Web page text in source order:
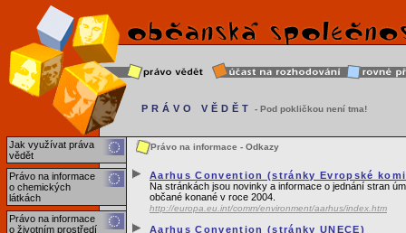
Jak využívat práva
vědět
Právo na informace
o chemických
látkách
Právo na informace
o životním prostředí
PRÁVO VĚDĚT - Pod pokličkou není tma!
Právo na informace - Odkazy
Aarhus Convention (stránky Evropské
Na stránkách jsou novinky a informace o jednání stran
občané konané v roce 2004.
http://europa.eu.int/comm/environment/aarhus/index.htm
Aarhus Convention (stránky UNECE)